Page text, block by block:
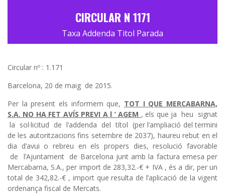
CIRCULAR N 1171
Taxa Addenda Titol Parada
Circular nº : 1.171
Barcelona, 20 de maig de 2015.
Per la present els informem que, TOT I QUE MERCABARNA,
S.A. NO HA FET AVÍS PREVI A l ’ AGEM , els que ja heu signat
la sol·licitud de l’addenda del títol (per l’ampliació del termini
de les autoritzacions fins setembre de 2037), haureu rebut en el
dia d’avui o rebreu en els propers dies, resolució favorable
de l’Ajuntament de Barcelona junt amb la factura emesa per
Mercabarna, S.A., per import de 283,32.-€ + IVA , és a dir, per un
total de 342,82.-€ , import que resulta de l’aplicació de la vigent
ordenança fiscal de Mercats.